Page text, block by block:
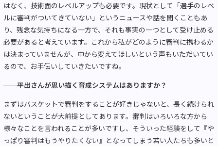
はなく、技術面のレベルアップも必要です。現状として「選手のレベ
ルに審判がついてきていない」というニュースや話を聞くこともあ
り、残念な気持ちになる一方で、それも事実の一つとして受け止める
必要があると考えています。これから私がどのように審判に携わるか
は決まっていませんが、中から変えてほしいという声もいただいてい
るので、お手伝いしていきたいですね。
──平出さんが思い描く育成システムはありますか？
まずはバスケットで審判をすることが好きじゃないと、長く続けられ
ないということが大前提としてあります。審判はいろいろな方から
様々なことを言われることが多いですし、そういった経験をして『や
っぱり審判はもうやりたくない』となってしまう若い人たちも多いと